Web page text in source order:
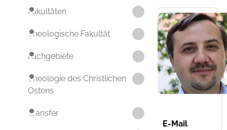
Fakultäten
Theologische Fakultät
Fachgebiete
Theologie des Christlichen
Ostens
Transfer
E-Mail